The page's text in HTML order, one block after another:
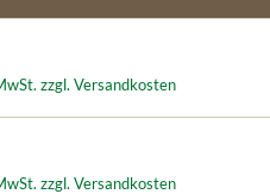
zzgl. Versandkosten
zzgl. Versandkosten